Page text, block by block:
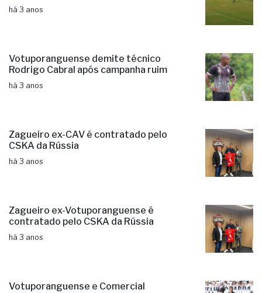
há 3 anos
Votuporanguense demite técnico
Rodrigo Cabral após campanha ruim
há 3 anos
Zagueiro ex-CAV é contratado pelo
CSKA da Rússia
há 3 anos
Zagueiro ex-Votuporanguense é
contratado pelo CSKA da Rússia
há 3 anos
Votuporanguense e Comercial